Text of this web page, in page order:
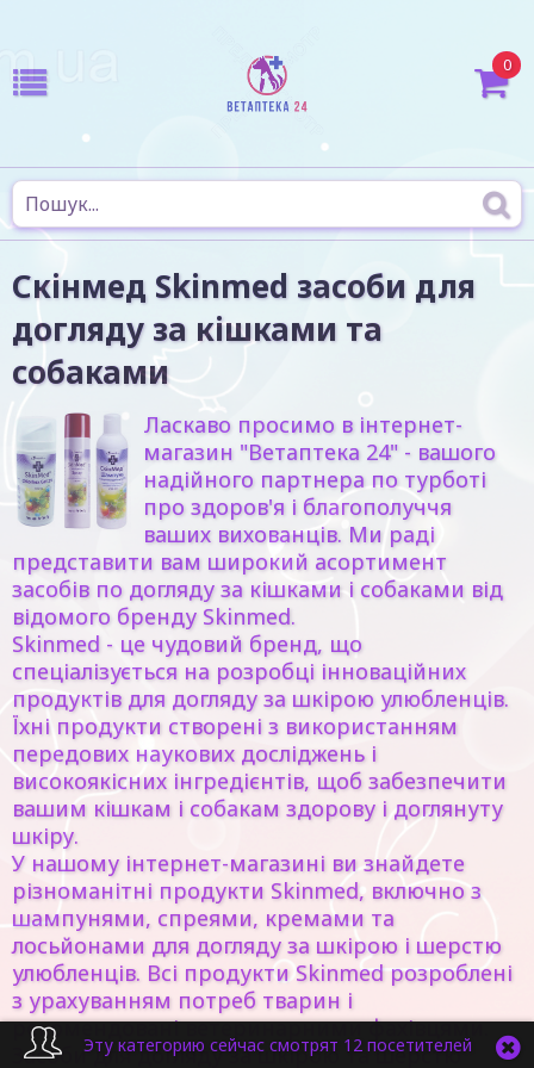
0
Скінмед Skinmed засоби для
догляду за кішками та
собаками
Ласкаво просимо в інтернет-
магазин "Ветаптека 24" - вашого
надійного партнера по турботі
про здоров'я і благополуччя
ваших вихованців. Ми раді
представити вам широкий асортимент
засобів по догляду за кішками і собаками від
відомого бренду Skinmed.
Skinmed - це чудовий бренд, що
спеціалізується на розробці інноваційних
продуктів для догляду за шкірою улюбленців.
Їхні продукти створені з використанням
передових наукових досліджень і
високоякісних інгредієнтів, щоб забезпечити
вашим кішкам і собакам здорову і доглянуту
шкіру.
У нашому інтернет-магазині ви знайдете
різноманітні продукти Skinmed, включно з
шампунями, спреями, кремами та
лосьйонами для догляду за шкірою і шерстю
улюбленців. Всі продукти Skinmed розроблені
з урахуванням потреб тварин і
рекомендовані ветеринарними фахівцями.
Засоби для догляду за шкірою та шерстю
Эту категорию сейчас смотрят 12 посетителей